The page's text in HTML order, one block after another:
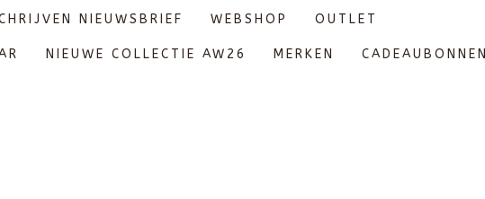
NIEUWSBRIEF WEBSHOP OUTLET
NIEUWE COLLECTIE AW26 MERKEN CADEAUBONNEN